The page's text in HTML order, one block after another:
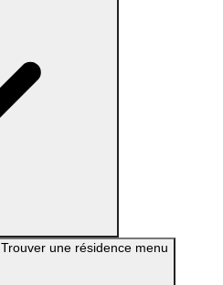
Trouver une résidence menu